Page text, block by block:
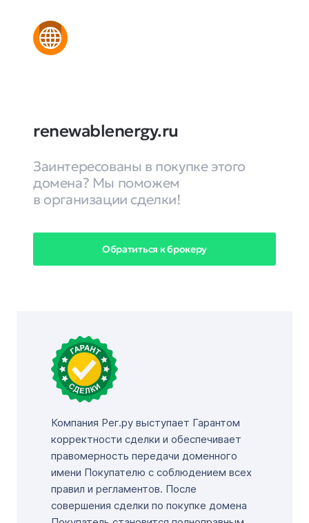
renewablenergy.ru
Заинтересованы в покупке этого
домена? Мы поможем
в организации сделки!
Обратиться к брокеру
Компания Рег.ру выступает Гарантом
корректности сделки и обеспечивает
правомерность передачи доменного
имени Покупателю с соблюдением всех
правил и регламентов. После
совершения сделки по покупке домена